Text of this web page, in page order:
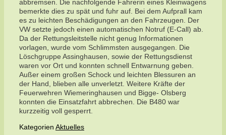
abbremsen. Die nachfolgende Fahrerin eines Kleinwagens
bemerkte dies zu spät und fuhr auf. Bei dem Aufprall kam
es zu leichten Beschädigungen an den Fahrzeugen. Der
VW setzte jedoch einen automatischen Notruf (E-Call) ab.
Da der Rettungsleitstelle nicht genug Informationen
vorlagen, wurde vom Schlimmsten ausgegangen. Die
Löschgruppe Assinghausen, sowie der Rettungsdienst
waren vor Ort und konnten schnell Entwarnung geben.
Außer einem großen Schock und leichten Blessuren an
der Hand, blieben alle unverletzt. Weitere Kräfte der
Feuerwehren Wiemeringhausen und Bigge- Olsberg
konnten die Einsatzfahrt abbrechen. Die B480 war
kurzzeitig voll gesperrt.
Kategorien Aktuelles